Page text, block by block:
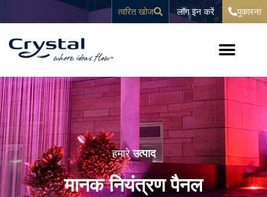
त्वरित खोज लॉग इन करें पुकारना
हमारेउत्पाद
मानक नियंत्रण पैनल